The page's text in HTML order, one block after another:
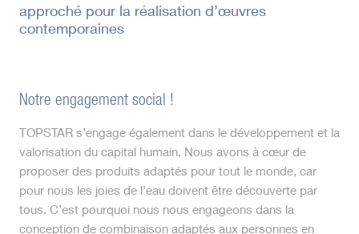
approché pour la réalisation d’œuvres
contemporaines
Notre engagement social !
TOPSTAR s’engage également dans le développement et la
valorisation du capital humain. Nous avons à cœur de
proposer des produits adaptés pour tout le monde, car
pour nous les joies de l’eau doivent être découverte par
tous. C’est pourquoi nous nous engageons dans la
conception de combinaison adaptés aux personnes en